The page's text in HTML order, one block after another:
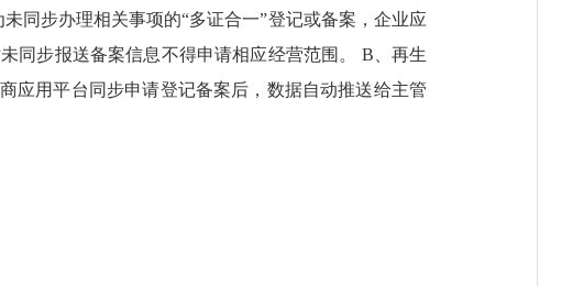
同步办理相关事项的“多证合一”登记或备案，企业应
同步报送备案信息不得申请相应经营范围。 B、再生
应用平台同步申请登记备案后，数据自动推送给主管